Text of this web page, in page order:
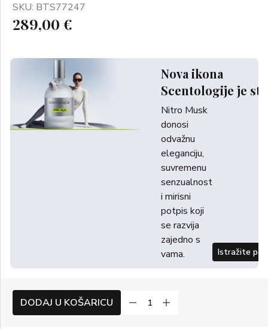
SKU: BTS77247
289,00 €
Nova ikona
Scentologije je
Nitro Musk
donosi
odvažnu
eleganciju,
suvremenu
senzualnost
i mirisni
potpis koji
se razvija
zajedno s
vama.
Istražite
DODAJ U KOŠARICU